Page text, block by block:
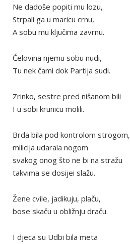
Ne dadoše popiti mu lozu,
Strpali ga u maricu crnu,
A sobu mu ključima zavrnu.
Ćelovina njemu sobu nudi,
Tu nek čami dok Partija sudi.
Zrinko, sestre pred nišanom bili
I u sobi krunicu molili.
Brda bila pod kontrolom strogom,
milicija udarala nogom
svakog onog što ne bi na stražu
takvima se dosijei slažu.
Žene cvile, jadikuju, plaču,
bose skaču u obližnju draču.
I djeca su Udbi bila meta